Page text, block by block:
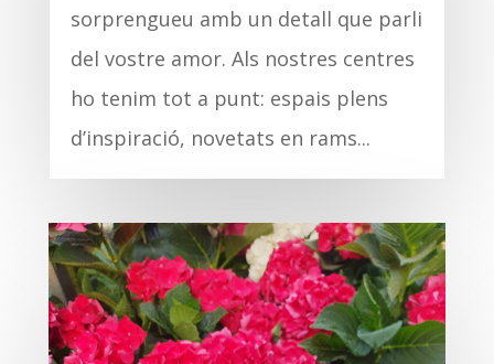
sorprengueu amb un detall que parli
del vostre amor. Als nostres centres
ho tenim tot a punt: espais plens
d’inspiració, novetats en rams...